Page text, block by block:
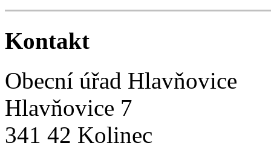
Kontakt
Obecní úřad Hlavňovice
Hlavňovice 7
341 42 Kolinec